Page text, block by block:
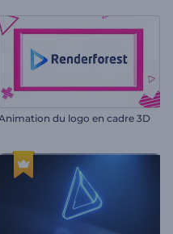
du logo en cadre 3D